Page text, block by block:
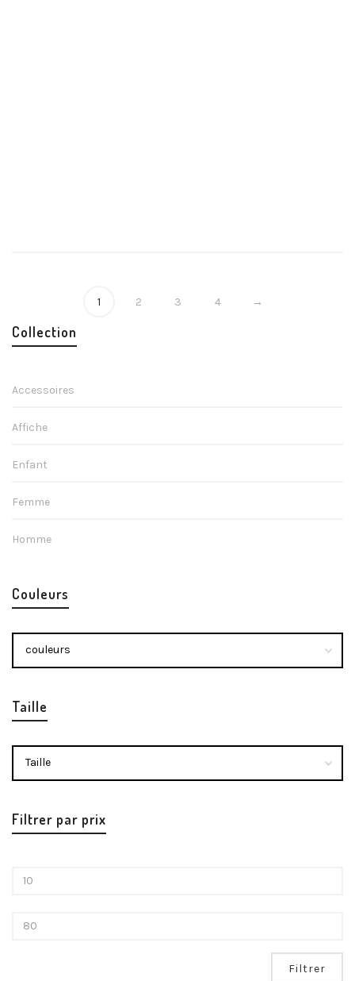
1 2 3 4 →
Collection
Accessoires
Affiche
Enfant
Femme
Homme
Couleurs
Taille
Filtrer par prix
Filtrer